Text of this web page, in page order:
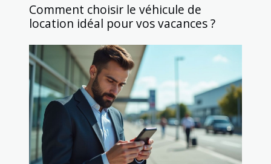
Comment choisir le véhicule de
location idéal pour vos vacances ?